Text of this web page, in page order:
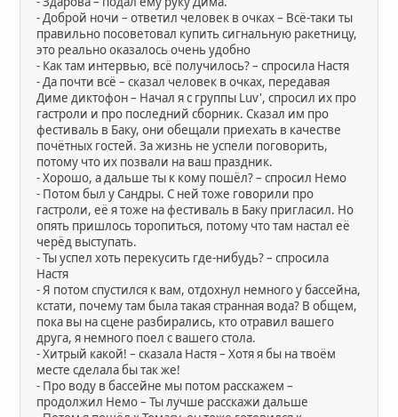
- Доброй ночи – ответил человек в очках – Всё-таки ты
правильно посоветовал купить сигнальную ракетницу,
это реально оказалось очень удобно
- Как там интервью, всё получилось? – спросила Настя
- Да почти всё – сказал человек в очках, передавая
Диме диктофон – Начал я с группы Luv', спросил их про
гастроли и про последний сборник. Сказал им про
фестиваль в Баку, они обещали приехать в качестве
почётных гостей. За жизнь не успели поговорить,
потому что их позвали на ваш праздник.
- Хорошо, а дальше ты к кому пошёл? – спросил Немо
- Потом был у Сандры. С ней тоже говорили про
гастроли, её я тоже на фестиваль в Баку пригласил. Но
опять пришлось торопиться, потому что там настал её
черёд выступать.
- Ты успел хоть перекусить где-нибудь? – спросила
Настя
- Я потом спустился к вам, отдохнул немного у бассейна,
кстати, почему там была такая странная вода? В общем,
пока вы на сцене разбирались, кто отравил вашего
друга, я немного поел с вашего стола.
- Хитрый какой! – сказала Настя – Хотя я бы на твоём
месте сделала бы так же!
- Про воду в бассейне мы потом расскажем –
продолжил Немо – Ты лучше расскажи дальше